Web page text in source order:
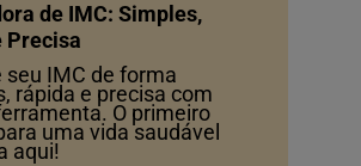
de IMC: Simples,
Precisa
seu IMC de forma
rápida e precisa com
O primeiro
uma vida saudável
aqui!